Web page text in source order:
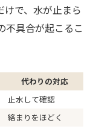
で、水が止まら
不具合が起こるこ
代わりの対応
止水して確認
絡まりをほどく